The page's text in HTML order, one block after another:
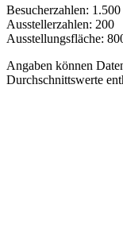
Besucherzahlen: 1.500
Ausstellerzahlen: 200
Ausstellungsfläche:
Angaben können
Durchschnittswerte